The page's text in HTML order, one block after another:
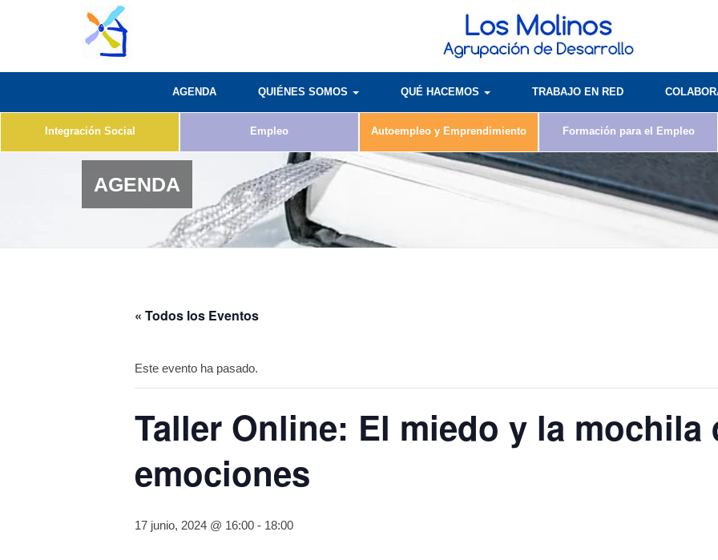
AGENDA QUIÉNES SOMOS QUÉ HACEMOS TRABAJO EN RED
Integración Social Empleo Autoempleo y Emprendimiento Formación para el Empleo
AGENDA
« Todos los Eventos
Este evento ha pasado.
Taller Online: El miedo y la mochila
emociones
17 junio, 2024 @ 16:00 - 18:00